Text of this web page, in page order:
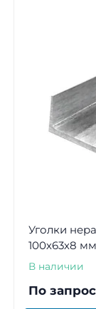
Уголки
100х63х8
В наличии
По